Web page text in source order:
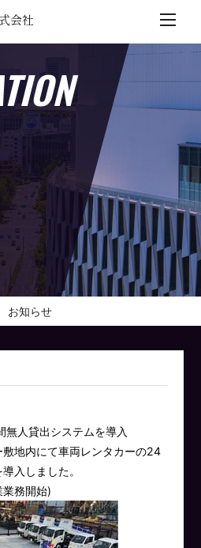
会社
お知らせ
人貸出システムを導入
地内にて車両レンタカーの24
入しました。
務開始)